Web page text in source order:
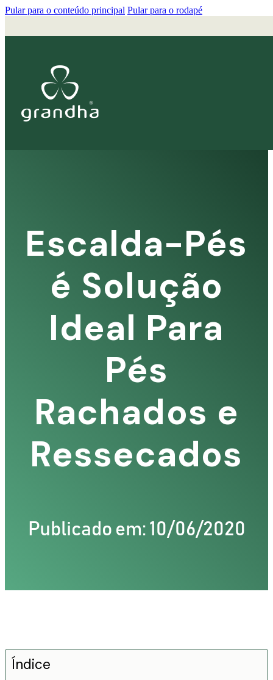
Pular para o conteúdo principal Pular para o rodapé
Escalda-Pés
é Solução
Ideal Para
Pés
Rachados e
Ressecados
Publicado em: 10/06/2020
Índice